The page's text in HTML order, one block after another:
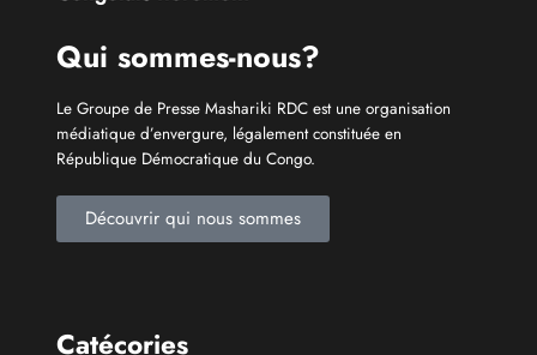
Congolais fièrement
Qui sommes-nous?
Le Groupe de Presse Mashariki RDC est une organisation
médiatique d’envergure, légalement constituée en
République Démocratique du Congo.